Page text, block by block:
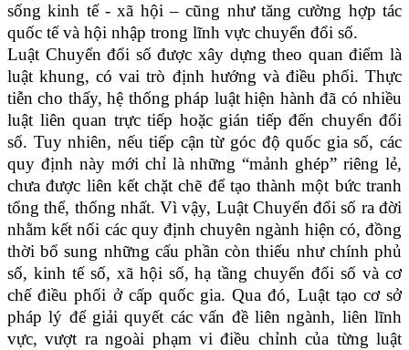
sống kinh tế - xã hội – cũng như tăng cường hợp tác
quốc tế và hội nhập trong lĩnh vực chuyển đổi số.
Luật Chuyển đổi số được xây dựng theo quan điểm là
luật khung, có vai trò định hướng và điều phối. Thực
tiễn cho thấy, hệ thống pháp luật hiện hành đã có nhiều
luật liên quan trực tiếp hoặc gián tiếp đến chuyển đổi
số. Tuy nhiên, nếu tiếp cận từ góc độ quốc gia số, các
quy định này mới chỉ là những “mảnh ghép” riêng lẻ,
chưa được liên kết chặt chẽ để tạo thành một bức tranh
tổng thể, thống nhất. Vì vậy, Luật Chuyển đổi số ra đời
nhằm kết nối các quy định chuyên ngành hiện có, đồng
thời bổ sung những cấu phần còn thiếu như chính phủ
số, kinh tế số, xã hội số, hạ tầng chuyển đổi số và cơ
chế điều phối ở cấp quốc gia. Qua đó, Luật tạo cơ sở
pháp lý để giải quyết các vấn đề liên ngành, liên lĩnh
vực, vượt ra ngoài phạm vi điều chỉnh của từng luật